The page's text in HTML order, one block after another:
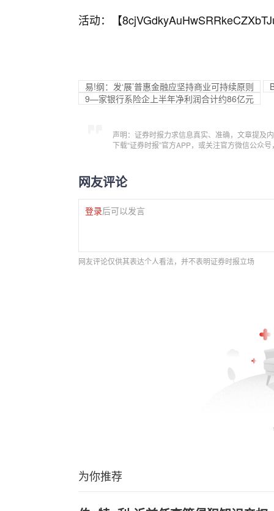
活动：【
易!纲：发‘展’普惠金融应坚持商业可持续原则
9—家银行系险企上半年净利润合计约86亿元
声明：证券时报力求信息真实、准确，文章提及
下载“证券时报”官方APP，或关注官方微信公众
网友评论
登录后可以发言
网友评论仅供其表达个人看法，并不表明证券时报立场
为你推荐